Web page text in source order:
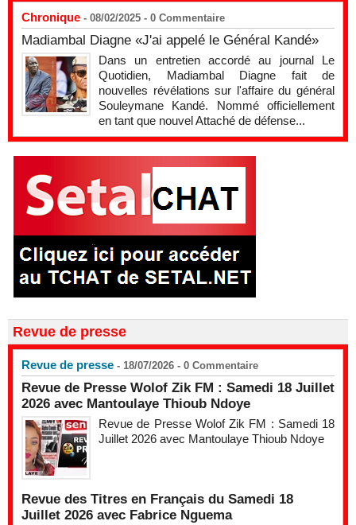
Chronique - 08/02/2025 - 0 Commentaire
Madiambal Diagne «J'ai appelé le Général Kandé»
Dans un entretien accordé au journal Le
Quotidien, Madiambal Diagne fait de
nouvelles révélations sur l'affaire du général
Souleymane Kandé. Nommé officiellement
en tant que nouvel Attaché de défense...
Revue de presse
Revue de presse - 18/07/2026 - 0 Commentaire
Revue de Presse Wolof Zik FM : Samedi 18 Juillet
2026 avec Mantoulaye Thioub Ndoye
Revue de Presse Wolof Zik FM : Samedi 18
Juillet 2026 avec Mantoulaye Thioub Ndoye
Revue des Titres en Français du Samedi 18
Juillet 2026 avec Fabrice Nguema